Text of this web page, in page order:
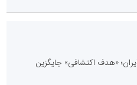
«هدف اکتشافی» جایگزین